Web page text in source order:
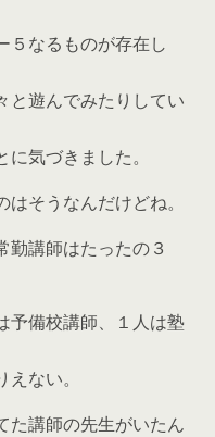
５なるものが存在し
と遊んでみたりしてい
気づきました。
そうなんだけどね。
勤講師はたったの３
予備校講師、１人は塾
ない。
た講師の先生がいたん